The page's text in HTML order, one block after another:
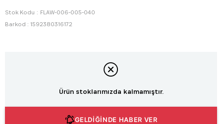
Stok Kodu
FLAW-006-005-040
Barkod : 1592380316172
Ürün stoklarımızda kalmamıştır.
GELDİĞİNDE HABER VER